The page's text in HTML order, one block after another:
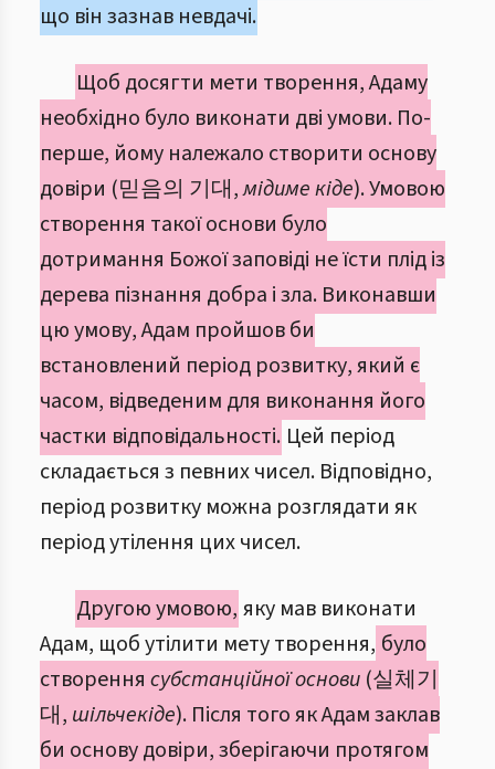
що він зазнав невдачі.
Щоб досягти мети творення, Адаму
необхідно було виконати дві умови. По-
перше, йому належало створити основу
довіри (믿음의 기대,мідиме кіде). Умовою
створення такої основи було
дотримання Божої заповіді не їсти плід із
дерева пізнання добра і зла. Виконавши
цю умову, Адам пройшов би
встановлений період розвитку, який є
часом, відведеним для виконання його
частки відповідальності. Цей період
складається з певних чисел. Відповідно,
період розвитку можна розглядати як
період утілення цих чисел.
Другою умовою, яку мав виконати
Адам, щоб утілити мету творення, було
створення субстанційної основи (실체기
대, шільчекіде). Після того як Адам заклав
би основу довіри, зберігаючи протягом